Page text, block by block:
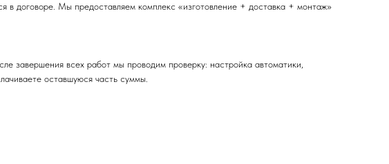
в договоре. Мы предоставляем комплекс «изготовление + доставка + монтаж»
завершения всех работ мы проводим проверку: настройка автоматики,
оставшуюся часть суммы.